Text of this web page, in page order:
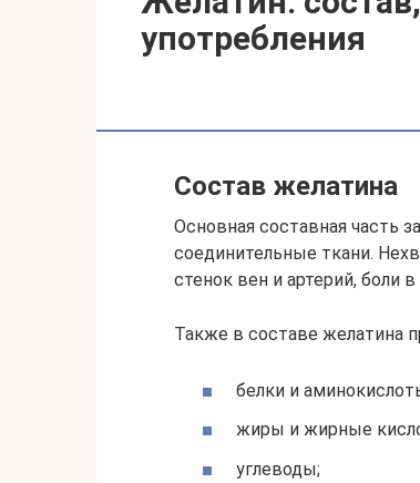
употребления
Состав желатина
Основная составная часть
соединительные ткани.
стенок вен и артерий, боли
Также в составе желатина
белки и
жиры и жирные
углеводы;